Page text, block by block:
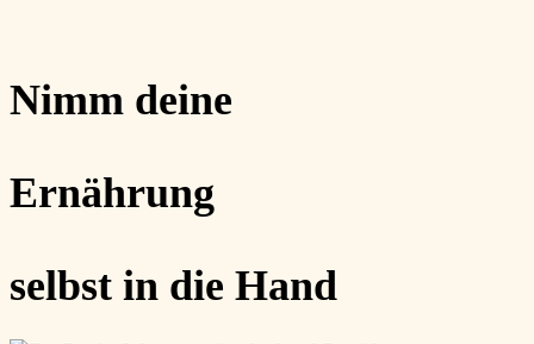
Nimm deine
Ernährung
selbst in die Hand